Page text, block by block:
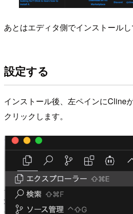
あとはエディタ側でインストールし
設定する
インストール後、左ペインにCline
クリックします。